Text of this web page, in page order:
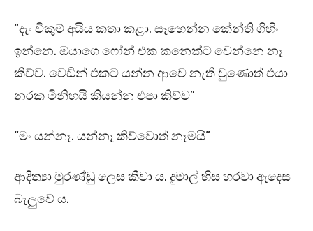
“දැං විකුම් අයිය කතා කළා. සෑහෙන්න කේන්ති ගිහිං
ඉන්නෙ. ඔයාගෙ ෆෝන් එක කනෙක්ට් වෙන්නෙ නෑ
කිව්ව. වෙඩින් එකට යන්න ආවෙ නැති වුණොත් එයා
නරක මිනිහයි කියන්න එපා කිව්ව”
“මං යන්නෑ. යන්නෑ කිව්වොත් නෑමයි”
ආදිත්‍යා මුරණ්ඩු ලෙස කීවා ය. දුමාල් හිස හරවා ඇදෙස
බැලුවේ ය.